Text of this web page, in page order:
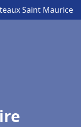
Saint Maurice